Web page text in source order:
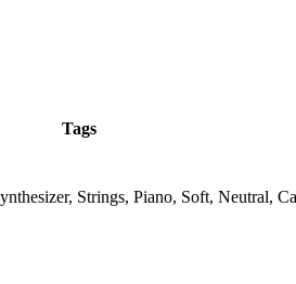
Tags
Strings, Piano, Soft, Neutral,